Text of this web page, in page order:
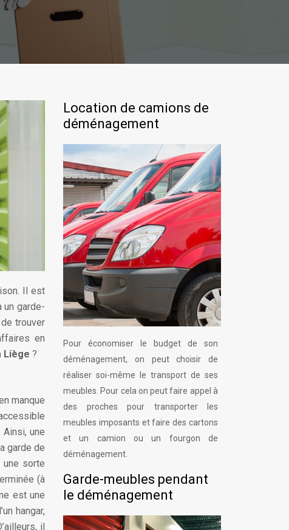
Il est
un garde-
trouver
en
Liège ?
manque
une
garde de
une sorte
(à
est une
hangar,
il
Location de camions de
déménagement
Pour économiser le budget de son
déménagement, on peut choisir de
réaliser soi-même le transport de ses
meubles. Pour cela on peut faire appel à
des proches pour transporter les
meubles imposants et faire des cartons
et un camion ou un fourgon de
déménagement.
Garde-meubles pendant
le déménagement